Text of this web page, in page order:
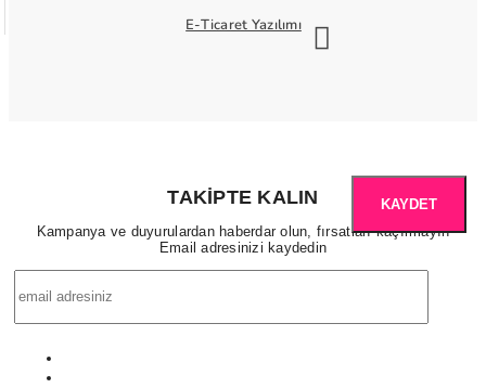
E-Ticaret Yazılımı
TAKIPTE KALIN
Kampanya ve duyurulardan haberdar olun, fırsatları kaçırmayın
Email adresinizi kaydedin
KAYDET